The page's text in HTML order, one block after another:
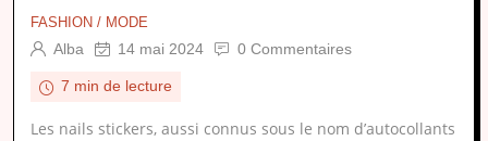
FASHION / MODE
Alba 14 mai 2024 0 Commentaires
7 min de lecture
Les nails stickers, aussi connus sous le nom d’autocollants